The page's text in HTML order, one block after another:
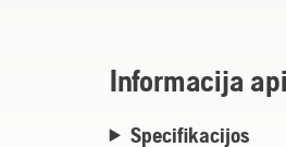
Informacija
Specifikacijos